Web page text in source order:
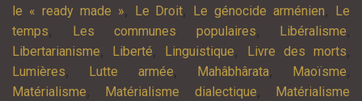
le « ready made », Le Droit, Le génocide arménien,
Le
temps, Les communes populaires, Libéralisme,
Libertarianisme, Liberté, Linguistique, Livre des morts,
Lumières, Lutte armée, Mahâbhârata, Maoïsme,
Matérialisme, Matérialisme dialectique,
Matérialisme